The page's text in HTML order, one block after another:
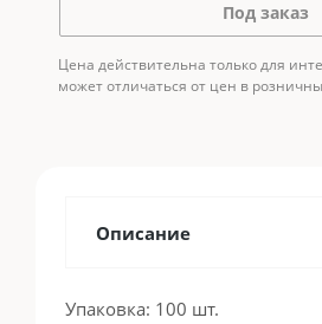
Под заказ
Цена действительна только для
может отличаться от цен в
Описание
Упаковка: 100 шт.